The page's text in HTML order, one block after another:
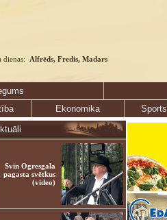
dienas: Alfrēds, Fredis, Madars
Ekonomika Sports
Svin Ogresgala
pagasta svētkus
(video)